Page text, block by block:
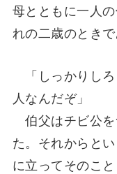
母とともに一人
れの二歳のときで
「しっかりし
人なんだぞ」
伯父はチビ公
た。それからと
に立ってそのこ